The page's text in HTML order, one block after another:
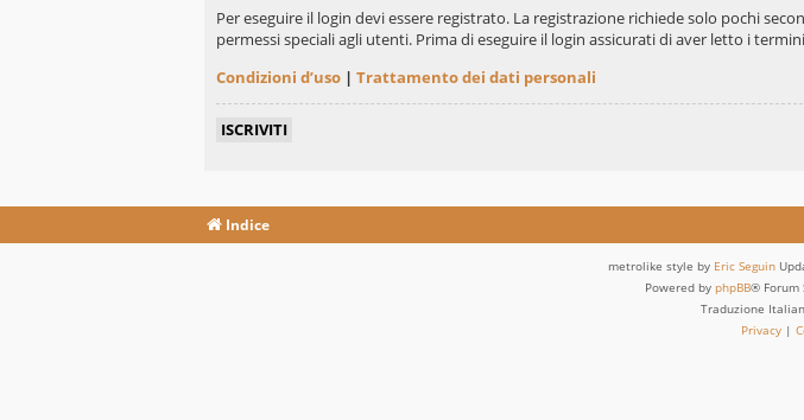
Per eseguire il login devi essere registrato. La registrazione richiede solo pochi
permessi speciali agli utenti. Prima di eseguire il login assicurati di aver letto i
Condizioni d’uso | Trattamento dei dati personali
ISCRIVITI
Indice
metrolike style by Eric Seguin
Powered by phpBB® Forum
Traduzione
Privacy |